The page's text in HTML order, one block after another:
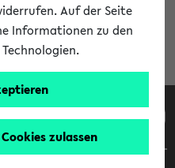
Auf der Seite
Informationen zu den
zulassen